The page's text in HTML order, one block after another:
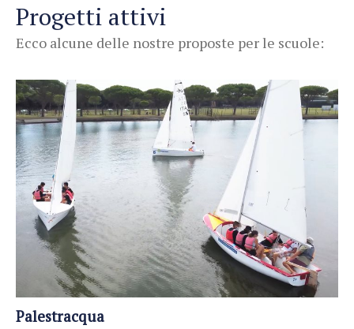
Progetti attivi
Ecco alcune delle nostre proposte per le scuole:
Palestracqua